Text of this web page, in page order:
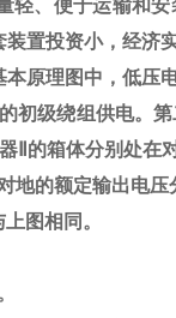
轻、便于运输和
置投资小，经济
原理图中，低压
Ⅱ的初级绕组供电。
Ⅱ的箱体分别处
的额定输出电压
图相同。